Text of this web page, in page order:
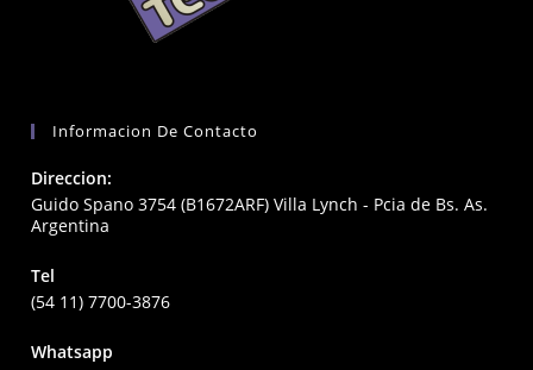
Informacion De Contacto
Direccion:
Guido Spano 3754 (B1672ARF) Villa Lynch - Pcia de Bs. As.
Argentina
Tel
(54 11) 7700-3876
Whatsapp